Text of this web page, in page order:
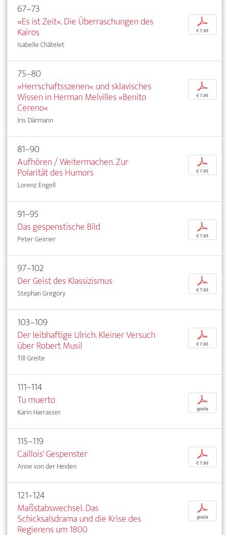
67–73
»Es ist Zeit«. Die Überraschungen des
Kairos
Isabelle Châtelet
p
€ 7,95
75–80
»Herrschaftsszenen« und sklavisches
Wissen in Herman Melvilles »Benito
Cereno«
Iris Därmann
p
€ 7,95
81–90
Aufhören / Weitermachen. Zur
Polarität des Humors
Lorenz Engell
p
€ 7,95
91–95
Das gespenstische Bild
Peter Geimer
p
€ 7,95
97–102
Der Geist des Klassizismus
Stephan Gregory
p
€ 7,95
103–109
Der leibhaftige Ulrich. Kleiner Versuch
über Robert Musil
Till Greite
p
€ 7,95
111–114
Tu muerto
Karin Harrasser
p
gratis
115–119
Caillois' Gespenster
Anne von der Heiden
p
€ 7,95
121–124
Maßstabswechsel. Das
Schicksalsdrama und die Krise des
Regierens um 1800
p
gratis